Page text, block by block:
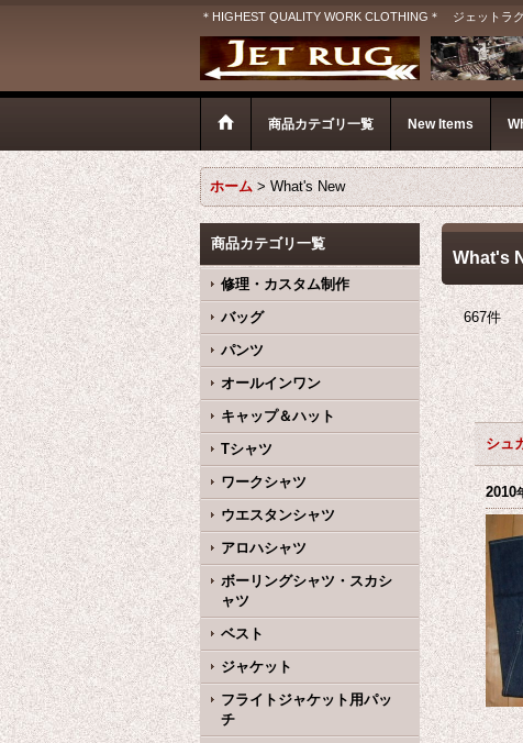
＊HIGHEST QUALITY WORK CLOTHING＊ ジェットラ
商品カテゴリ一覧 New Items
ホーム > What's New
商品カテゴリ一覧
修理・カスタム制作
バッグ
パンツ
オールインワン
キャップ＆ハット
Tシャツ
ワークシャツ
ウエスタンシャツ
アロハシャツ
ボーリングシャツ・スカシ
ャツ
ベスト
ジャケット
フライトジャケット用パッ
チ
What's
667件
シュ
2010